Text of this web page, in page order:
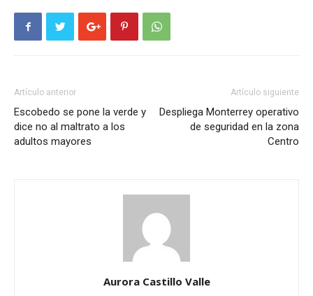
Artículo anterior
Escobedo se pone la verde y
dice no al maltrato a los
adultos mayores
Artículo siguiente
Despliega Monterrey operativo
de seguridad en la zona
Centro
Aurora Castillo Valle